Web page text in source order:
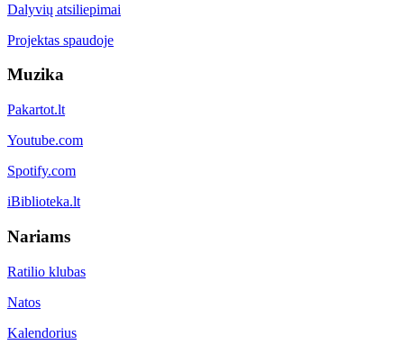
Dalyvių atsiliepimai
Projektas spaudoje
Muzika
Pakartot.lt
Youtube.com
Spotify.com
iBiblioteka.lt
Nariams
Ratilio klubas
Natos
Kalendorius